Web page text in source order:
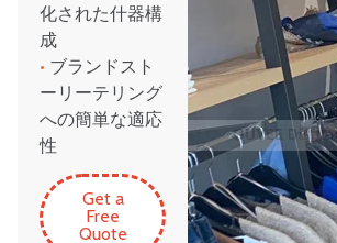
化された什器構
成
• ブランドスト
ーリーテリング
への簡単な適応
性
Get a
Free
Quote